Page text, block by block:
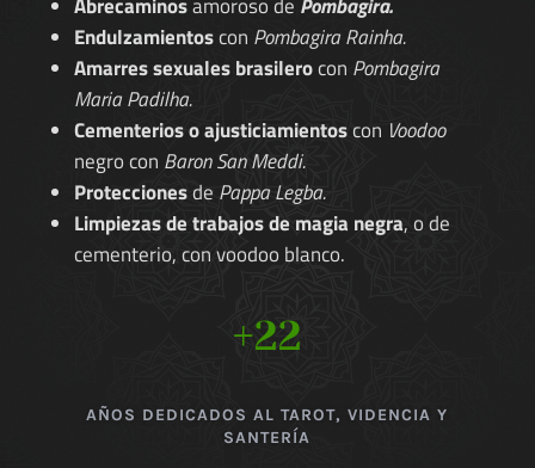
Endulzamientoscon Pombagira Rainha.
Amarres sexuales brasilerocon Pombagira
Maria Padilha.
Cementerios o ajusticiamientoscon Voodoo
negro con Baron San Meddi.
Proteccionesde Pappa Legba.
Limpiezas de trabajos de magia negra, o de
cementerio, con voodoo blanco.
+22
AÑOS DEDICADOS AL TAROT, VIDENCIA Y
SANTERÍA